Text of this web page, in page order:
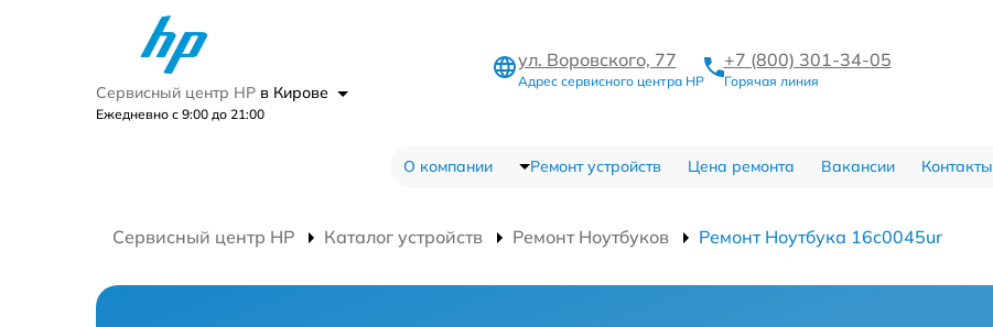
Сервисный центр HP в Кирове
Ежедневно с 9:00 до 21:00
ул. Воровского, 77
Адрес сервисного центра HP
+7 (800) 301-34-05
Горячая линия
О компании Ремонт устройств Цена ремонта Вакансии Контакты
Сервисный центр HP Каталог устройств Ремонт Ноутбуков Ремонт Ноутбука 16c0045ur